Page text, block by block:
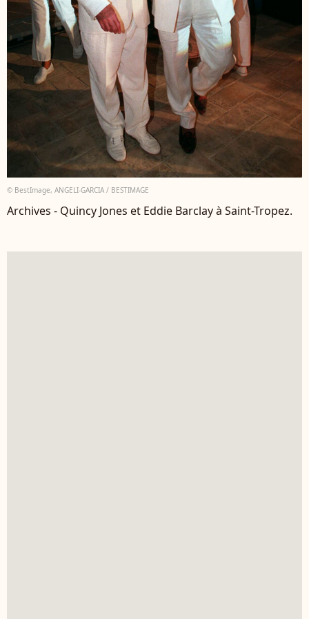
© BestImage, ANGELI-GARCIA / BESTIMAGE
Archives - Quincy Jones et Eddie Barclay à Saint-Tropez.